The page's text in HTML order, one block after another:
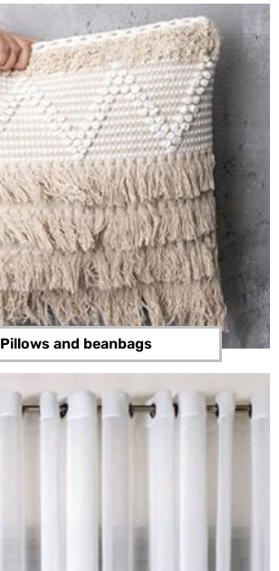
Pillows and beanbags